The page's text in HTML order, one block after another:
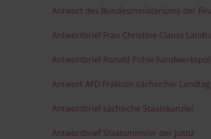
Antwort des Bundesministeriums der
Antwortbrief Frau Christine Clauss
Antwortbrief Ronald Pohle
Antwort AFD Fraktion sächsicher Landtag
Antwortbrief sächsiche Staatskanzlei
Antwortbrief Staatsminster der Justiz